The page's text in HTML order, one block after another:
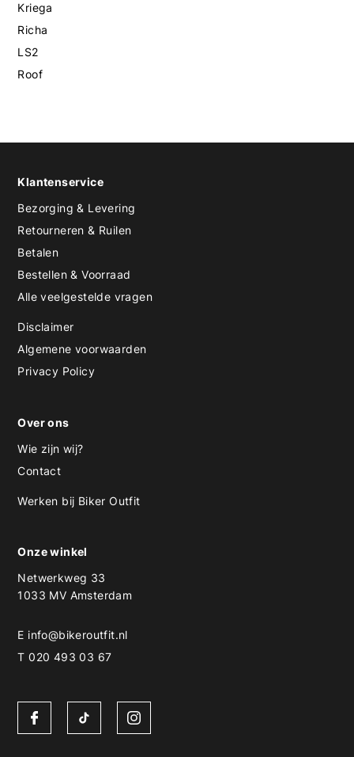
Kriega
Richa
LS2
Roof
Klantenservice
Bezorging & Levering
Retourneren & Ruilen
Betalen
Bestellen & Voorraad
Alle veelgestelde vragen
Disclaimer
Algemene voorwaarden
Privacy Policy
Over ons
Wie zijn wij?
Contact
Werken bij Biker Outfit
Onze winkel
Netwerkweg 33
1033 MV Amsterdam
E info@bikeroutfit.nl
T 020 493 03 67